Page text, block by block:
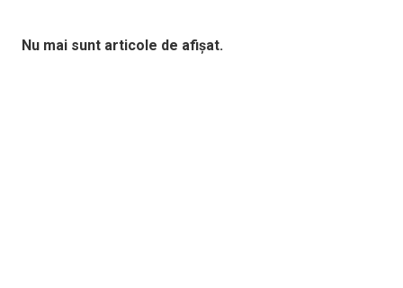
Nu mai sunt articole de afișat.